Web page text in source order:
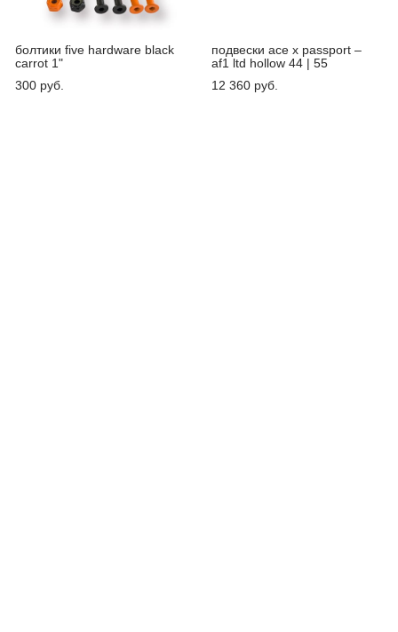
болтики five hardware black
carrot 1"
300 pуб.
подвески ace x passport –
af1 ltd hollow 44 | 55
12 360 pуб.